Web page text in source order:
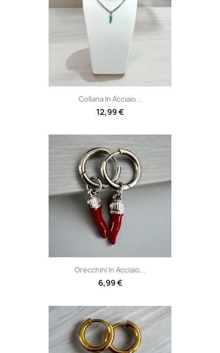
Collana In Acciaio...
12,99 €
Orecchini In Acciaio...
6,99 €